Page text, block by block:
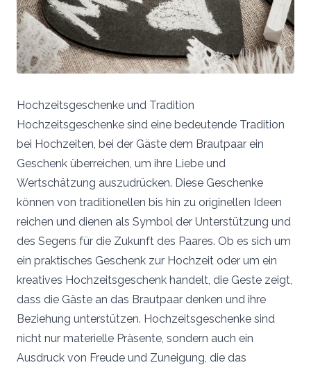
Hochzeitsgeschenke und Tradition
Hochzeitsgeschenke sind eine bedeutende Tradition
bei Hochzeiten, bei der Gäste dem Brautpaar ein
Geschenk überreichen, um ihre Liebe und
Wertschätzung auszudrücken. Diese Geschenke
können von traditionellen bis hin zu originellen Ideen
reichen und dienen als Symbol der Unterstützung und
des Segens für die Zukunft des Paares. Ob es sich um
ein praktisches Geschenk zur Hochzeit oder um ein
kreatives Hochzeitsgeschenk handelt, die Geste zeigt,
dass die Gäste an das Brautpaar denken und ihre
Beziehung unterstützen. Hochzeitsgeschenke sind
nicht nur materielle Präsente, sondern auch ein
Ausdruck von Freude und Zuneigung, die das